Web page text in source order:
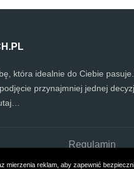
reklam, aby zapewnić
która idealnie do Ciebie
przynajmniej jednej
Regulamin